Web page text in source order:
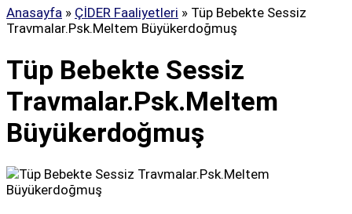
Anasayfa » ÇİDER Faaliyetleri » Tüp Bebekte Sessiz
Travmalar.Psk.Meltem Büyükerdoğmuş
Tüp Bebekte Sessiz
Travmalar.Psk.Meltem
Büyükerdoğmuş